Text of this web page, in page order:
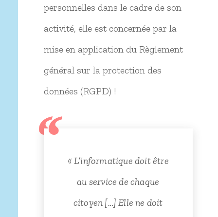
personnelles dans le cadre de son
activité, elle est concernée par la
mise en application du Règlement
général sur la protection des
données (RGPD) !
« L’informatique doit être
au service de chaque
citoyen […] Elle ne doit